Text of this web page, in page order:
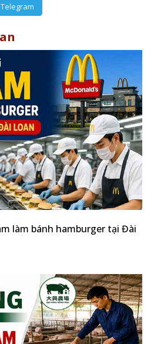
Telegram
làm bánh hamburger tại Đài